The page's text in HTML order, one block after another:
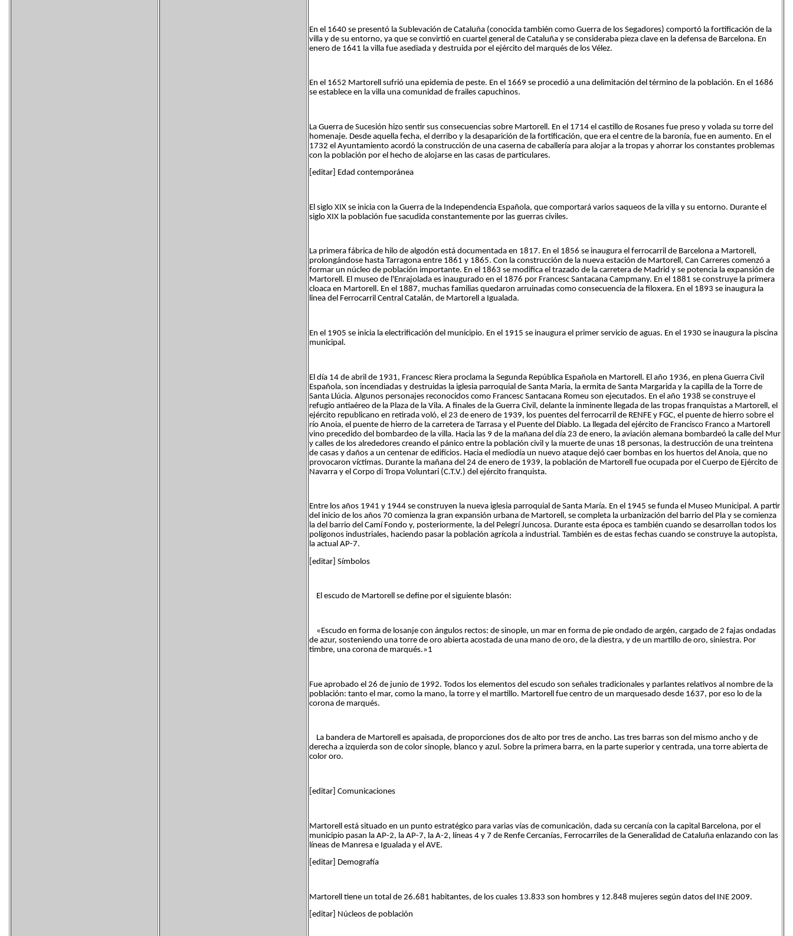
En el 1640 se presentó la Sublevación de Cataluña (conocida también como Guerra de los Segadores) comportó la fortificación de la
villa y de su entorno, ya que se convirtió en cuartel general de Cataluña y se consideraba pieza clave en la defensa de Barcelona. En
enero de 1641 la villa fue asediada y destruida por el ejército del marqués de los Vélez.
En el 1652 Martorell sufrió una epidemia de peste. En el 1669 se procedió a una delimitación del término de la población. En el 1686
se establece en la villa una comunidad de frailes capuchinos.
La Guerra de Sucesión hizo sentir sus consecuencias sobre Martorell. En el 1714 el castillo de Rosanes fue preso y volada su torre del
homenaje. Desde aquella fecha, el derribo y la desaparición de la fortificación, que era el centre de la baronía, fue en aumento. En el
1732 el Ayuntamiento acordó la construcción de una caserna de caballería para alojar a la tropas y ahorrar los constantes problemas
con la población por el hecho de alojarse en las casas de particulares.
[editar] Edad contemporánea
El siglo XIX se inicia con la Guerra de la Independencia Española, que comportará varios saqueos de la villa y su entorno. Durante el
siglo XIX la población fue sacudida constantemente por las guerras civiles.
La primera fábrica de hilo de algodón está documentada en 1817. En el 1856 se inaugura el ferrocarril de Barcelona a Martorell,
prolongándose hasta Tarragona entre 1861 y 1865. Con la construcción de la nueva estación de Martorell, Can Carreres comenzó a
formar un núcleo de población importante. En el 1863 se modifica el trazado de la carretera de Madrid y se potencia la expansión de
Martorell. El museo de l'Enrajolada es inaugurado en el 1876 por Francesc Santacana Campmany. En el 1881 se construye la primera
cloaca en Martorell. En el 1887, muchas familias quedaron arruinadas como consecuencia de la filoxera. En el 1893 se inaugura la
linea del Ferrocarril Central Catalán, de Martorell a Igualada.
En el 1905 se inicia la electrificación del municipio. En el 1915 se inaugura el primer servicio de aguas. En el 1930 se inaugura la piscina
municipal.
El día 14 de abril de 1931, Francesc Riera proclama la Segunda República Española en Martorell. El año 1936, en plena Guerra Civil
Española, son incendiadas y destruidas la iglesia parroquial de Santa Maria, la ermita de Santa Margarida y la capilla de la Torre de
Santa Llúcia. Algunos personajes reconocidos como Francesc Santacana Romeu son ejecutados. En el año 1938 se construye el
refugio antiaéreo de la Plaza de la Vila. A finales de la Guerra Civil, delante la inminente llegada de las tropas franquistas a Martorell, el
ejército republicano en retirada voló, el 23 de enero de 1939, los puentes del ferrocarril de RENFE y FGC, el puente de hierro sobre el
río Anoia, el puente de hierro de la carretera de Tarrasa y el Puente del Diablo. La llegada del ejército de Francisco Franco a Martorell
vino precedido del bombardeo de la villa. Hacia las 9 de la mañana del día 23 de enero, la aviación alemana bombardeó la calle del Mur
y calles de los alrededores creando el pánico entre la población civil y la muerte de unas 18 personas, la destrucción de una treintena
de casas y daños a un centenar de edificios. Hacia el mediodía un nuevo ataque dejó caer bombas en los huertos del Anoia, que no
provocaron víctimas. Durante la mañana del 24 de enero de 1939, la población de Martorell fue ocupada por el Cuerpo de Ejército de
Navarra y el Corpo di Tropa Voluntari (C.T.V.) del ejército franquista.
Entre los años 1941 y 1944 se construyen la nueva iglesia parroquial de Santa María. En el 1945 se funda el Museo Municipal. A partir
del inicio de los años 70 comienza la gran expansión urbana de Martorell, se completa la urbanización del barrio del Pla y se comienza
la del barrio del Camí Fondo y, posteriormente, la del Pelegrí Juncosa. Durante esta época es también cuando se desarrollan todos los
polígonos industriales, haciendo pasar la población agrícola a industrial. También es de estas fechas cuando se construye la autopista,
la actual AP-7.
[editar] Símbolos
El escudo de Martorell se define por el siguiente blasón:
«Escudo en forma de losanje con ángulos rectos: de sinople, un mar en forma de pie ondado de argén, cargado de 2 fajas ondadas
de azur, sosteniendo una torre de oro abierta acostada de una mano de oro, de la diestra, y de un martillo de oro, siniestra. Por
timbre, una corona de marqués.»1
Fue aprobado el 26 de junio de 1992. Todos los elementos del escudo son señales tradicionales y parlantes relativos al nombre de la
población: tanto el mar, como la mano, la torre y el martillo. Martorell fue centro de un marquesado desde 1637, por eso lo de la
corona de marqués.
La bandera de Martorell es apaisada, de proporciones dos de alto por tres de ancho. Las tres barras son del mismo ancho y de
derecha a izquierda son de color sinople, blanco y azul. Sobre la primera barra, en la parte superior y centrada, una torre abierta de
color oro.
[editar] Comunicaciones
Martorell está situado en un punto estratégico para varias vías de comunicación, dada su cercanía con la capital Barcelona, por el
municipio pasan la AP-2, la AP-7, la A-2, líneas 4 y 7 de Renfe Cercanías, Ferrocarriles de la Generalidad de Cataluña enlazando con las
líneas de Manresa e Igualada y el AVE.
[editar] Demografía
Martorell tiene un total de 26.681 habitantes, de los cuales 13.833 son hombres y 12.848 mujeres según datos del INE 2009.
[editar] Núcleos de población